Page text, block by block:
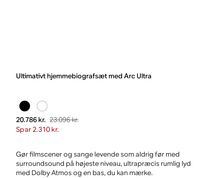
Ultimativt hjemmebiografsæt med Arc Ultra
20.786 kr. 23.096 kr.
Spar 2.310 kr.
Gør filmscener og sange levende som aldrig før med
surroundsound på højeste niveau, ultrapræcis rumlig lyd
med Dolby Atmos og en bas, du kan mærke.